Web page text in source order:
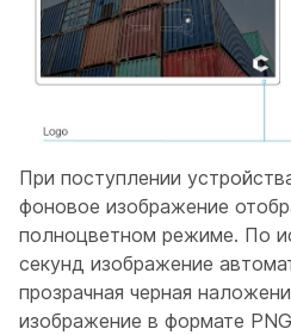
При поступлении
фоновое изображение
полноцветном режиме. По
секунд изображение
прозрачная черная
изображение в формате